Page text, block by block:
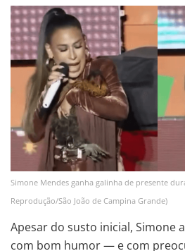
Simone Mendes ganha galinha de presente
Reprodução/São João de Campina Grande)
Apesar do susto inicial, Simone
com bom humor — e com